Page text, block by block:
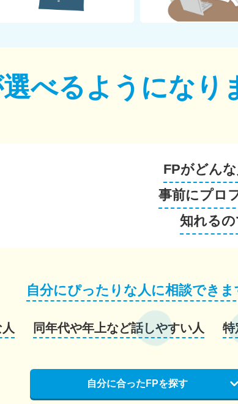
べるようになり
FPがどん
事前にプロ
知れる
自分にぴったりな人に相談できま
同年代や年上など話しやすい人 特
自分に合ったFPを探す